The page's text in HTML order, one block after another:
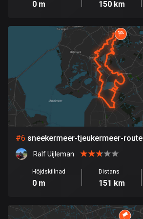
21442 rutter
Djibouti
0 rutter
Dominikanska republiken
99 rutter
Ecuador
520 rutter
122 rutter
Ekvatorialguinea
El Salvador
0 m 150 km
#6 sneekermeer-tjeukermeer-route
Ralf Uijleman
Höjdskillnad
0 m
Distans
151 km